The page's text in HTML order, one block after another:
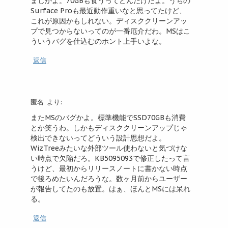
Surface Proも最近動作重いなと思ってたけど、
これが原因かもしれない。ディスククリーンアッ
プで見つからないってのが一番厄介だわ。MSはこ
ういうバグを仕込むのホント上手いよな。
返信
匿名 より:
またMSのバグかよ。標準機能でSSD70GBも消費
とか笑うわ。しかもディスククリーンアップじゃ
検出できないってどういう設計思想だよ。
WizTreeみたいな外部ツール使わないと気づけな
い時点で欠陥だろ。KB5095093で修正したって言
うけど、最初からリリースノートに書かない時点
で後ろめたいんだろうな。数ヶ月前からユーザー
が報告してたのも放置。はぁ、ほんとMSには呆れ
る。
返信